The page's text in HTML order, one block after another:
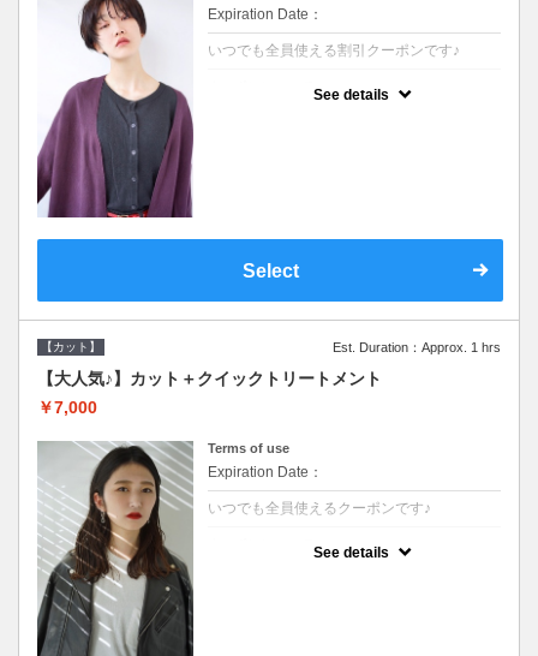
Expiration Date：
いつでも全員使える割引クーポンです♪
See details
Select
【カット】 Est. Duration：Approx. 1 hrs
【大人気♪】カット＋クイックトリートメント
￥7,000
Terms of use
Expiration Date：
いつでも全員使えるクーポンです♪
See details